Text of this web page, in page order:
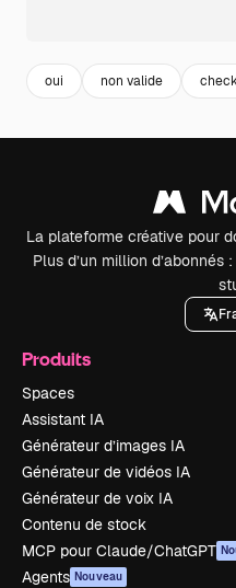
oui non valide
La plateforme créative pour
Plus d’un million
Produits
Spaces
Assistant IA
Générateur d’images IA
Générateur de vidéos IA
Générateur de voix IA
Contenu de stock
MCP pour Claude/ChatGPT
Agents Nouveau